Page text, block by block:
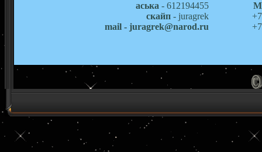
аська - 612194455
скайп - juragrek
mail - juragrek@narod.ru